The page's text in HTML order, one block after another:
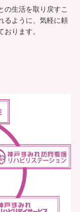
の生活を取り戻すこ
るように、気軽に頼
ります。
医療保険
ジは受け
ャー様
ました。その
車いす、室内
高い方でし
々なサービス
んでいたとこ